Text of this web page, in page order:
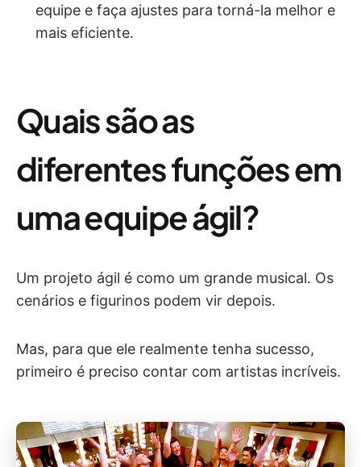
equipe e faça ajustes para torná-la melhor e
mais eficiente.
Quais são as
diferentes funções em
uma equipe ágil?
Um projeto ágil é como um grande musical. Os
cenários e figurinos podem vir depois.
Mas, para que ele realmente tenha sucesso,
primeiro é preciso contar com artistas incríveis.